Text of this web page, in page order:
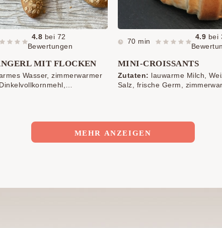
4.8 bei 72
Bewertungen
MIT FLOCKEN
Wasser, zimmerwarmer
70 min
4.9 bei
MINI-CROISSANTS
Zutaten: lauwarme Milch,
Salz, frische Germ,
MEHR ANZEIGEN